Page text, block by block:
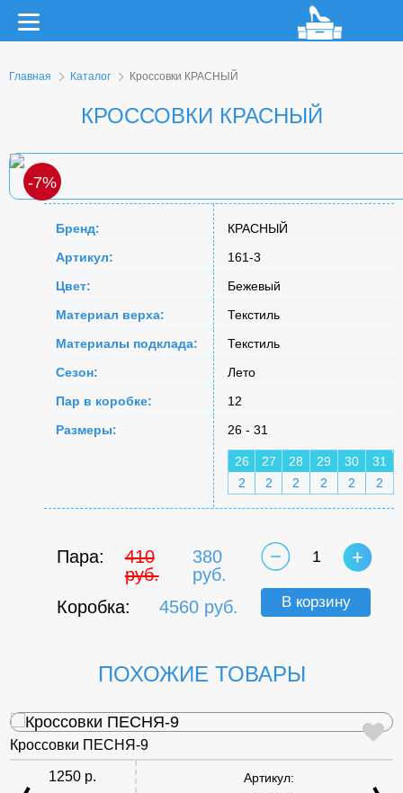
Главная Каталог Кроссовки КРАСНЫЙ
КРОССОВКИ КРАСНЫЙ
-7%
Бренд:
КРАСНЫЙ
Артикул:
161-3
Цвет:
Бежевый
Материал верха:
Текстиль
Материалы подклада:
Текстиль
Сезон:
Лето
Пар в коробке:
12
Размеры:
26 - 31
26 27 28 29 30
31
2
2 2 2 2 2
Пара:
410
руб.
380
руб.
Коробка:
4560 руб.
1
В корзину
ПОХОЖИЕ ТОВАРЫ
Кроссовки ПЕСНЯ-9
1250 р.
Артикул: